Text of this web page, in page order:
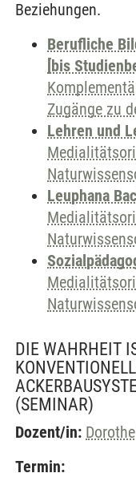
Beziehungen.
Berufliche
[bis
Zugänge zu
Lehren und
Leuphana
DIE WAHRHEIT
(SEMINAR)
Dozent/in:
Termin: